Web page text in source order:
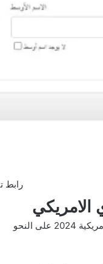
رابط تقديم
الامريكي
2024
على النحو